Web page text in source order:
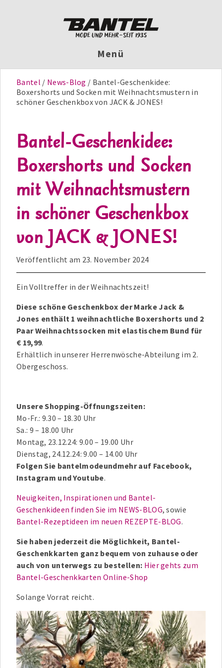
Menü
Bantel News-Blog
Bantel-Geschenkidee:
Boxershorts und Socken mit Weihnachtsmustern in
schöner Geschenkbox von JACK & JONES!
Bantel-Geschenkidee:
Boxershorts und Socken
mit Weihnachtsmustern
in schöner Geschenkbox
von JACK & JONES!
Veröffentlicht am 23. November 2024
Ein Volltreffer in der Weihnachtszeit!
Diese schöne Geschenkbox der Marke Jack &
Jones enthält 1 weihnachtliche Boxershorts und 2
Paar Weihnachtssocken mit elastischem Bund für
€ 19,99.
Erhältlich in unserer Herrenwösche-Abteilung im 2.
Obergeschoss.
Unsere Shopping-Öffnungszeiten:
Mo-Fr.: 9.30 – 18.30 Uhr
Sa.: 9 – 18.00 Uhr
Montag, 23.12.24: 9.00 – 19.00 Uhr
Dienstag, 24.12.24: 9.00 – 14.00 Uhr
Folgen Sie bantelmodeundmehr auf Facebook,
Instagram und Youtube.
Neuigkeiten, Inspirationen und Bantel-
Geschenkideen finden Sie im NEWS-BLOG, sowie
Bantel-Rezeptideen im neuen REZEPTE-BLOG.
Sie haben jederzeit die Möglichkeit, Bantel-
Geschenkkarten ganz bequem von zuhause oder
auch von unterwegs zu bestellen: Hier gehts zum
Bantel-Geschenkkarten Online-Shop
Solange Vorrat reicht.